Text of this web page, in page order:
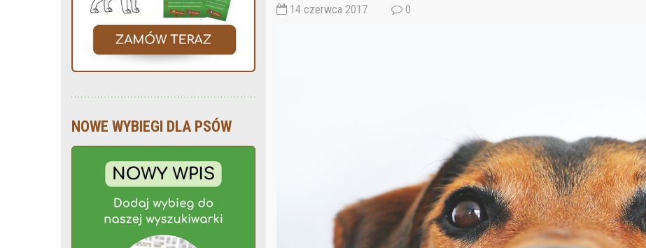
NOWE WYBIEGI DLA PSÓW
14 czerwca 2017 0